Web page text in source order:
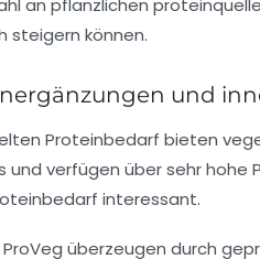
und
Proteinbedarf bieten
und verfügen über sehr
interessant.
überzeugen durch